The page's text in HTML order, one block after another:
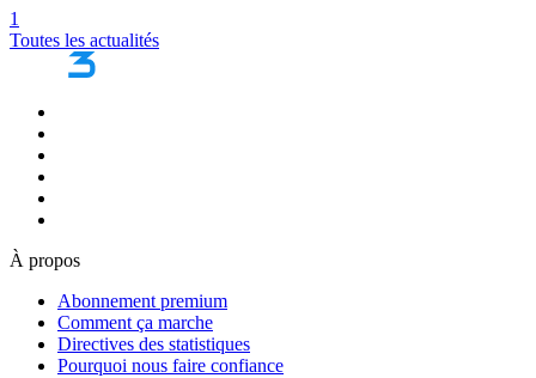
1
Toutes les actualités
À propos
Abonnement premium
Comment ça marche
Directives des statistiques
Pourquoi nous faire confiance